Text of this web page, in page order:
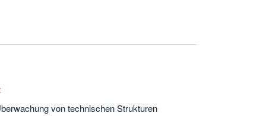
von technischen Strukturen